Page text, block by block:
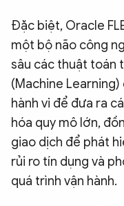
Đặc biệt, Oracle
một bộ não công
sâu các thuật toán
(Machine
hành vi để đưa ra
hóa quy mô lớn,
giao dịch để phát
rủi ro tín dụng và
quá trình vận hành.